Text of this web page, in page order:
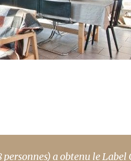
personnes) a obtenu le